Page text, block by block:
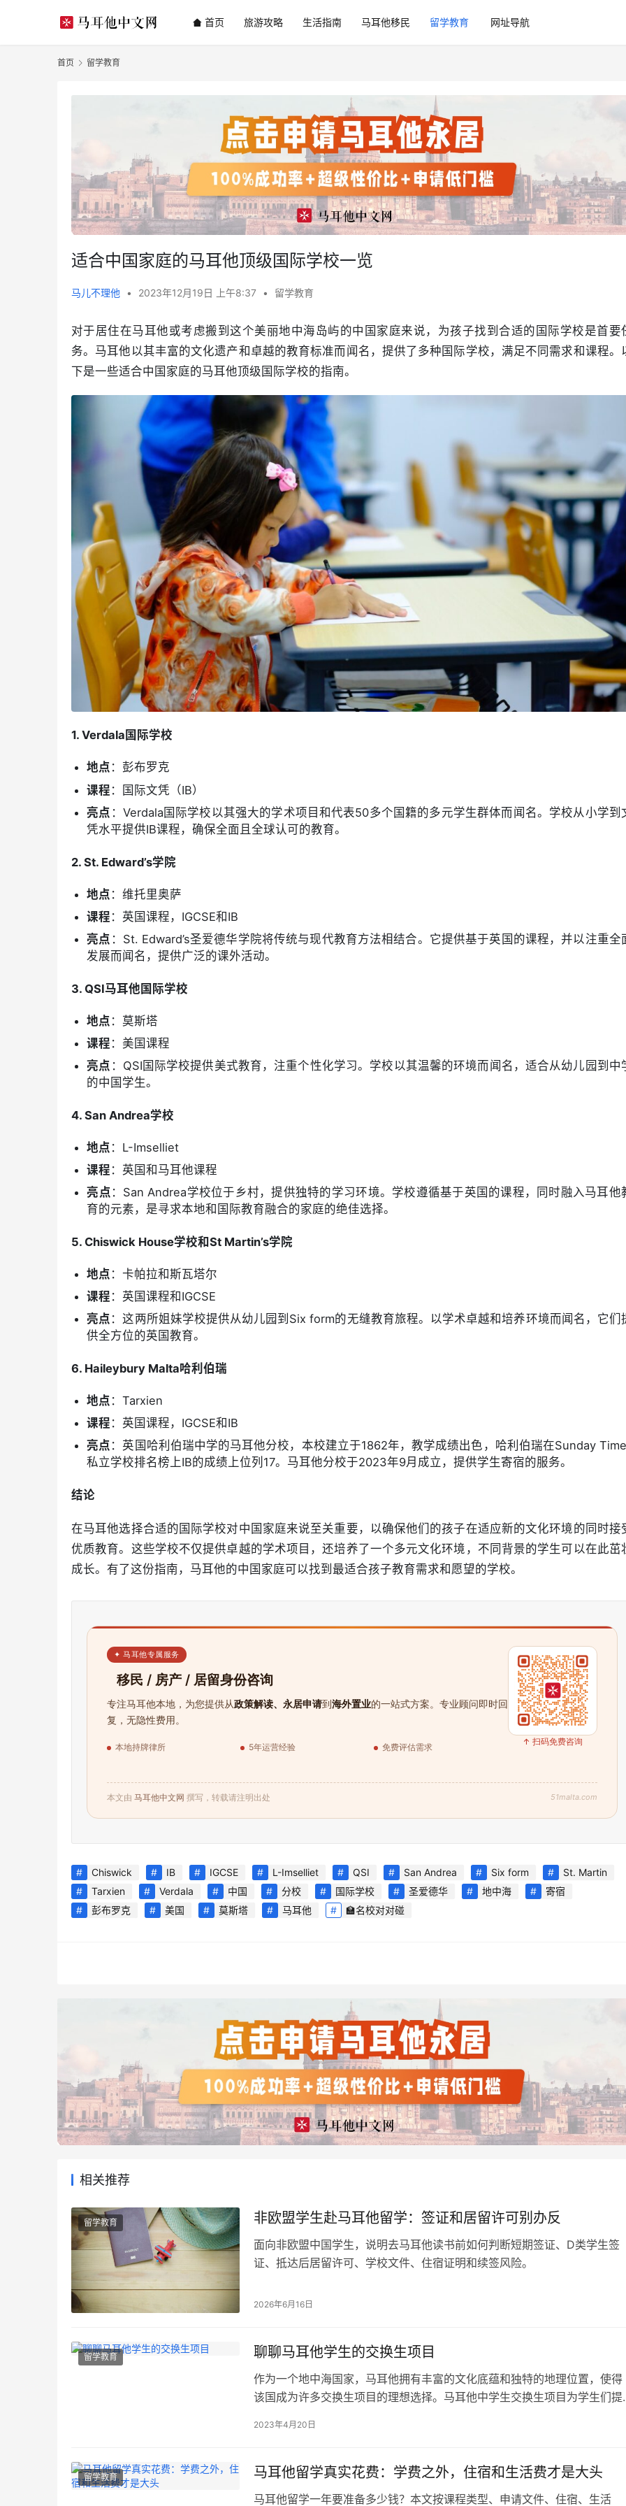
首页 旅游攻略 生活指南 马耳他移民 留学教育 网址导航
首页 留学教育
适合中国家庭的马耳他顶级国际学校一览
马儿不理他 • 2023年12月19日 上午8:37 • 留学教育
对于居住在马耳他或考虑搬到这个美丽地中海岛屿的中国家庭来说，为孩子找到合适的国际学校是首要
务。马耳他以其丰富的文化遗产和卓越的教育标准而闻名，提供了多种国际学校，满足不同需求和课程。
下是一些适合中国家庭的马耳他顶级国际学校的指南。
1. Verdala国际学校
地点 ：彭布罗克
课程 ：国际文凭（IB）
亮点 ：Verdala国际学校以其强大的学术项目和代表50多个国籍的多元学生群体而闻名。学校从小学到
凭水平提供IB课程，确保全面且全球认可的教育。
2. St. Edward’s学院
地点 ：维托里奥萨
课程 ：英国课程，IGCSE和IB
亮点 ：St. Edward’s圣爱德华学院将传统与现代教育方法相结合。它提供基于英国的课程，并以注重全
发展而闻名，提供广泛的课外活动。
3. QSI马耳他国际学校
地点 ：莫斯塔
课程 ：美国课程
亮点 ：QSI国际学校提供美式教育，注重个性化学习。学校以其温馨的环境而闻名，适合从幼儿园到中
的中国学生。
4. San Andrea学校
地点 ：L-Imselliet
课程 ：英国和马耳他课程
亮点 ：San Andrea学校位于乡村，提供独特的学习环境。学校遵循基于英国的课程，同时融入马耳他
育的元素，是寻求本地和国际教育融合的家庭的绝佳选择。
5. Chiswick House学校和St Martin’s学院
地点 ：卡帕拉和斯瓦塔尔
课程 ：英国课程和IGCSE
亮点 ：这两所姐妹学校提供从幼儿园到Six form的无缝教育旅程。以学术卓越和培养环境而闻名，它们
供全方位的英国教育。
6. Haileybury Malta哈利伯瑞
地点 ：Tarxien
课程 ：英国课程，IGCSE和IB
亮点 ：英国哈利伯瑞中学的马耳他分校，本校建立于1862年，教学成绩出色，哈利伯瑞在Sunday
私立学校排名榜上IB的成绩上位列17。马耳他分校于2023年9月成立，提供学生寄宿的服务。
结论
在马耳他选择合适的国际学校对中国家庭来说至关重要，以确保他们的孩子在适应新的文化环境的同时接
优质教育。这些学校不仅提供卓越的学术项目，还培养了一个多元文化环境，不同背景的学生可以在此茁
成长。有了这份指南，马耳他的中国家庭可以找到最适合孩子教育需求和愿望的学校。
✦ 马耳他专属服务
移民 / 房产 / 居留身份咨询
专注马耳他本地，为您提供从政策解读、永居申请到海外置业的一站式方案。专业顾问即时回
复，无隐性费用。
本地持牌律所 5年运营经验 免费评估需求 ↑ 扫码免费咨询
本文由 马耳他中文网 撰写，转载请注明出处 51malta.com
Chiswick IB IGCSE L-Imselliet QSI San Andrea Six form
St. Martin
Tarxien
Verdala 中国 分校 国际学校 圣爱德华 地中海
寄宿
彭布罗克
美国 莫斯塔 马耳他 🏫名校对对碰
相关推荐
留学教育 非欧盟学生赴马耳他留学：签证和居留许可别办反
面向非欧盟中国学生，说明去马耳他读书前如何判断短期签证、D类学生签
证、抵达后居留许可、学校文件、住宿证明和续签风险。
2026年6月16日
留学教育 聊聊马耳他学生的交换生项目
作为一个地中海国家，马耳他拥有丰富的文化底蕴和独特的地理位置，使得
该国成为许多交换生项目的理想选择。马耳他中学生交换生项目为学生们提
式。在这里，我们将探讨马耳他中学生交换生项目中，学生们可以体验到哪
其他欧洲国家，如英国、法国…
2023年4月20日
留学教育 马耳他留学真实花费：学费之外，住宿和生活费才是大头
马耳他留学一年要准备多少钱？本文按课程类型、申请文件、住宿、生活